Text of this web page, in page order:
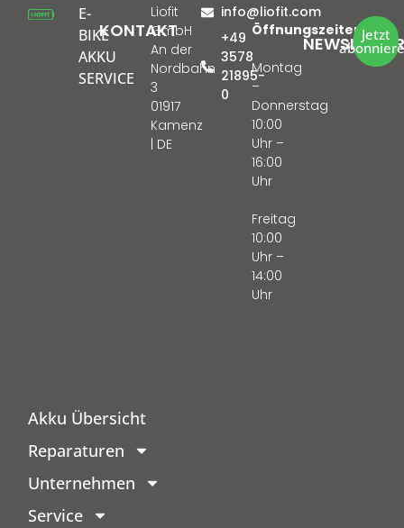
E-
BIKE
AKKU
SERVICE
KONTAKT
Liofit
GmbH
An der
Nordbahn
3
01917
Kamenz
| DE
info@liofit.com
+49
3578
21895-
0
Öffnungszeiten:
Montag
–
Donnerstag
10:00
Uhr –
16:00
Uhr
Freitag
10:00
Uhr –
14:00
Uhr
NEWSLETTER
Jetzt
Akku Übersicht
Reparaturen
Unternehmen
Service